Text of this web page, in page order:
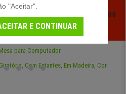
em Cadeiraspro! Descontos
Limitado - Ver Promoção
para Computador
"Aceitar".
E CONTINUAR